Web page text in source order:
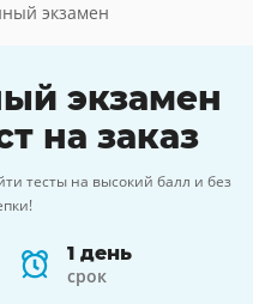
экзамен
экзамен
на заказ
тесты на высокий балл и без
1 день
срок